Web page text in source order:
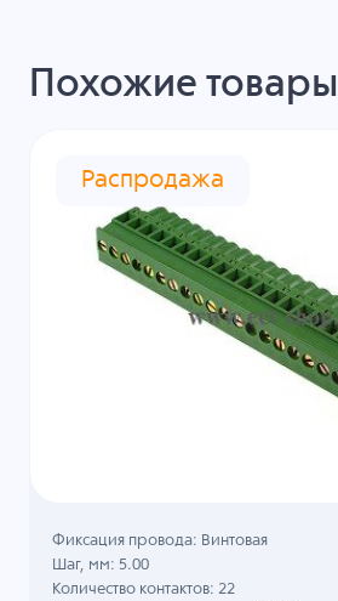
Похожие товары
Распродажа
Фиксация провода: Винтовая
Шаг, мм: 5.00
Количество контактов: 22